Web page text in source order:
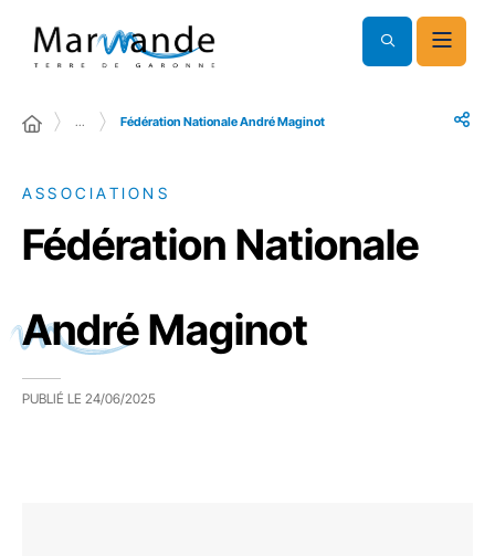
… Fédération Nationale André Maginot
ASSOCIATIONS
Fédération Nationale
André Maginot
PUBLIÉ LE 24/06/2025